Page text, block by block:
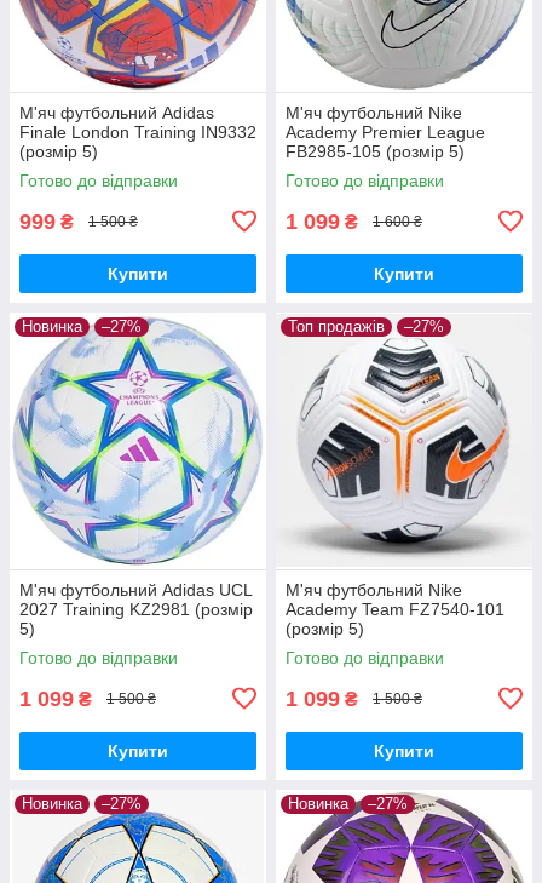
М'яч футбольний Adidas
Finale London Training IN9332
(розмір 5)
Готово до відправки
999 ₴ 1 500 ₴
Купити
М'яч футбольний Nike
Academy Premier League
FB2985-105 (розмір 5)
Готово до відправки
1 099 ₴ 1 600 ₴
Купити
Новинка –27%
М'яч футбольний Adidas UCL
2027 Training KZ2981 (розмір
5)
Готово до відправки
1 099 ₴ 1 500 ₴
Купити
Топ продажів –27%
М'яч футбольний Nike
Academy Team FZ7540-101
(розмір 5)
Готово до відправки
1 099 ₴ 1 500 ₴
Купити
Новинка –27% Новинка –27%